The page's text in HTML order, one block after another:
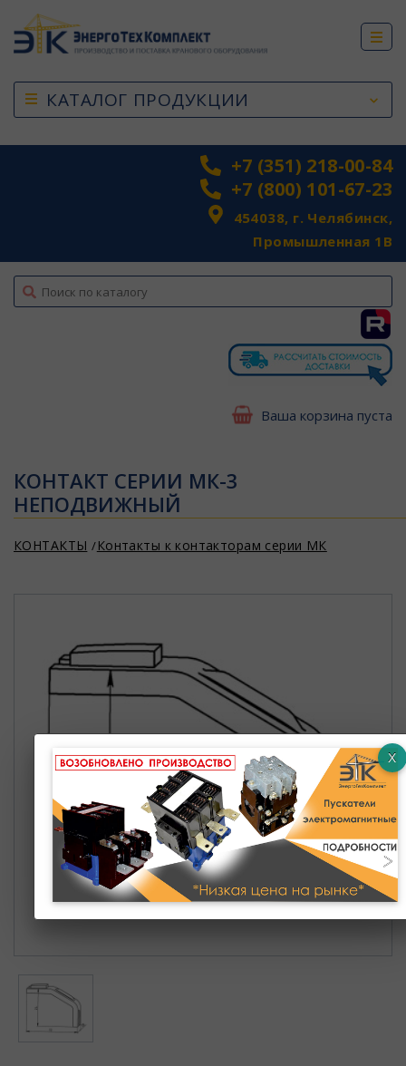
КАТАЛОГ ПРОДУКЦИИ
+7 (351) 218-00-84
+7 (800) 101-67-23
454038, г. Челябинск,
Промышленная 1В
top
Ваша корзина пуста
КОНТАКТ СЕРИИ МК-3
НЕПОДВИЖНЫЙ
КОНТАКТЫ Контакты к контакторам серии МК